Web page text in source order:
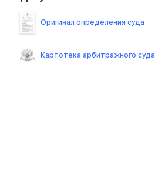
Оригинал определения суда
Картотека арбитражного суда